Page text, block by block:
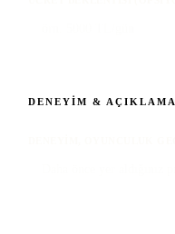
DENEYIM & AÇIKLAMA